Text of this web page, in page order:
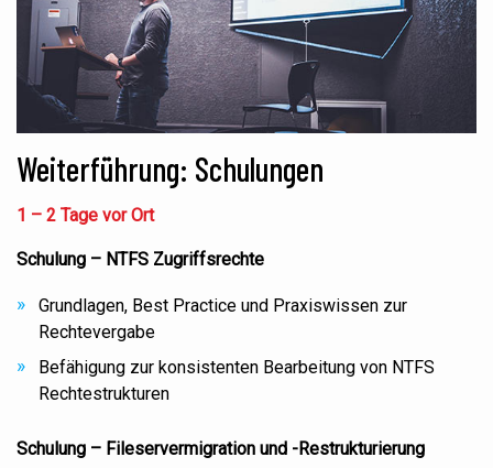
Weiterführung: Schulungen
1 – 2 Tage vor Ort
Schulung – NTFS Zugriffsrechte
Grundlagen, Best Practice und Praxiswissen zur
Rechtevergabe
Befähigung zur konsistenten Bearbeitung von NTFS
Rechtestrukturen
Schulung – Fileservermigration und -Restrukturierung